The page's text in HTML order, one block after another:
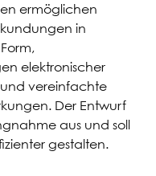
ermöglichen
in
elektronischer
vereinfachte
Der Entwurf
aus und soll
gestalten.